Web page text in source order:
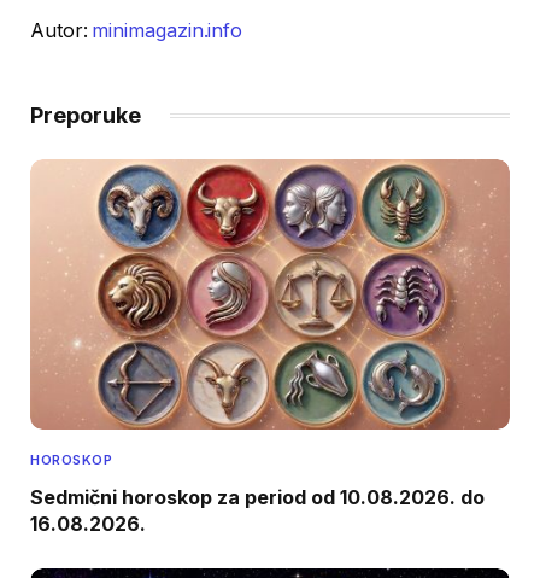
Autor: minimagazin.info
Preporuke
HOROSKOP
Sedmični horoskop za period od 10.08.2026. do
16.08.2026.